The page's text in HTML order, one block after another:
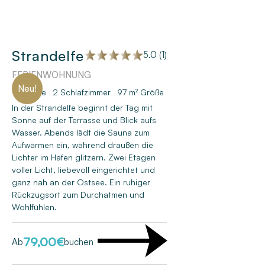
Neu!
Strandelfe
5.0 (1)
FERIENWOHNUNG
5 Gäste 2 Schlafzimmer 97 m²Größe
In der Strandelfe beginnt der Tag mit
Sonne auf der Terrasse und Blick aufs
Wasser. Abends lädt die Sauna zum
Aufwärmen ein, während draußen die
Lichter im Hafen glitzern. Zwei Etagen
voller Licht, liebevoll eingerichtet und
ganz nah an der Ostsee. Ein ruhiger
Rückzugsort zum Durchatmen und
Wohlfühlen.
Ab79,00€buchen